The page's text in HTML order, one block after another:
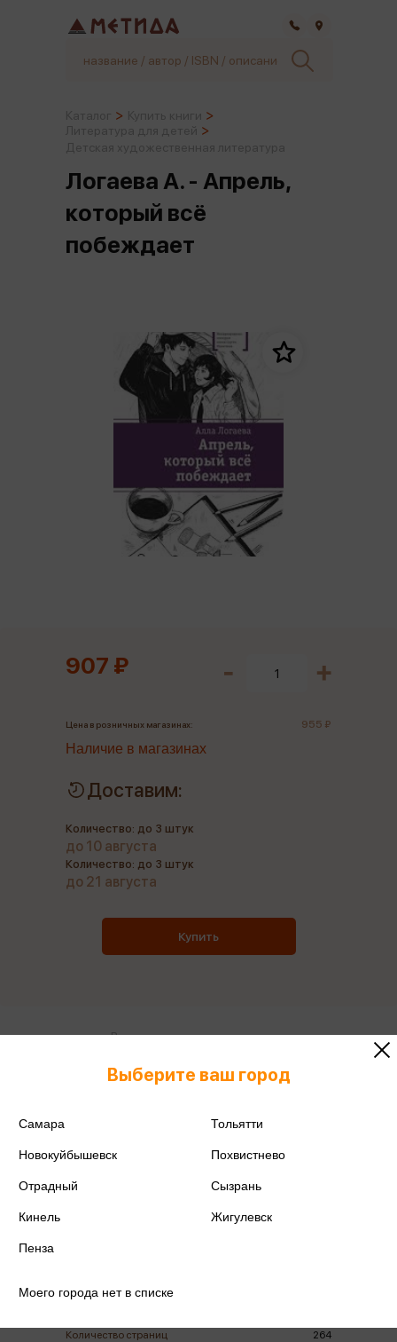
Логаева А. - Апрель,
который всё
побеждает
978-5-08-007524-7
Год издания
Количество страниц 264
907 ₽
Цена в розничных магазинах: 955 ₽
Наличие в магазинах
Доставим:
Количество: до 3 штук
до 10 августа
Количество: до 3 штук
до 21 августа
Купить
Все книги этого издательства
Выберите ваш город
Самара Тольятти
Новокуйбышевск Похвистнево
Отрадный Сызрань
Кинель Жигулевск
Пенза
Моего города нет в списке